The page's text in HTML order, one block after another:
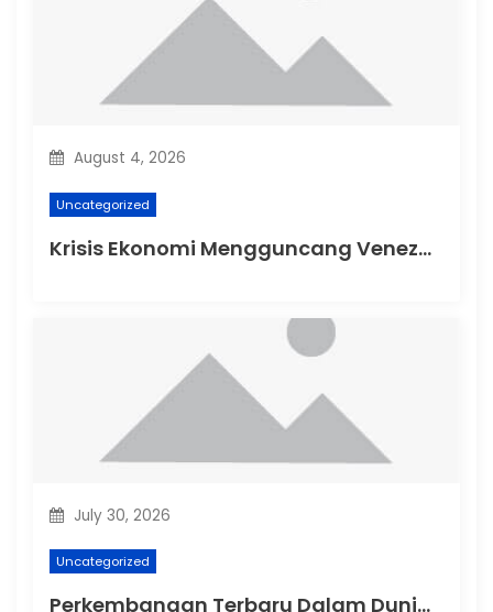
August 4, 2026
Uncategorized
Krisis Ekonomi Mengguncang Venezuela
July 30, 2026
Uncategorized
Perkembangan Terbaru Dalam Dunia Politik Australia